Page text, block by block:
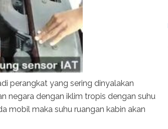
perangkat yang sering dinyalakan
negara dengan iklim tropis dengan suhu
mobil maka suhu ruangan kabin akan